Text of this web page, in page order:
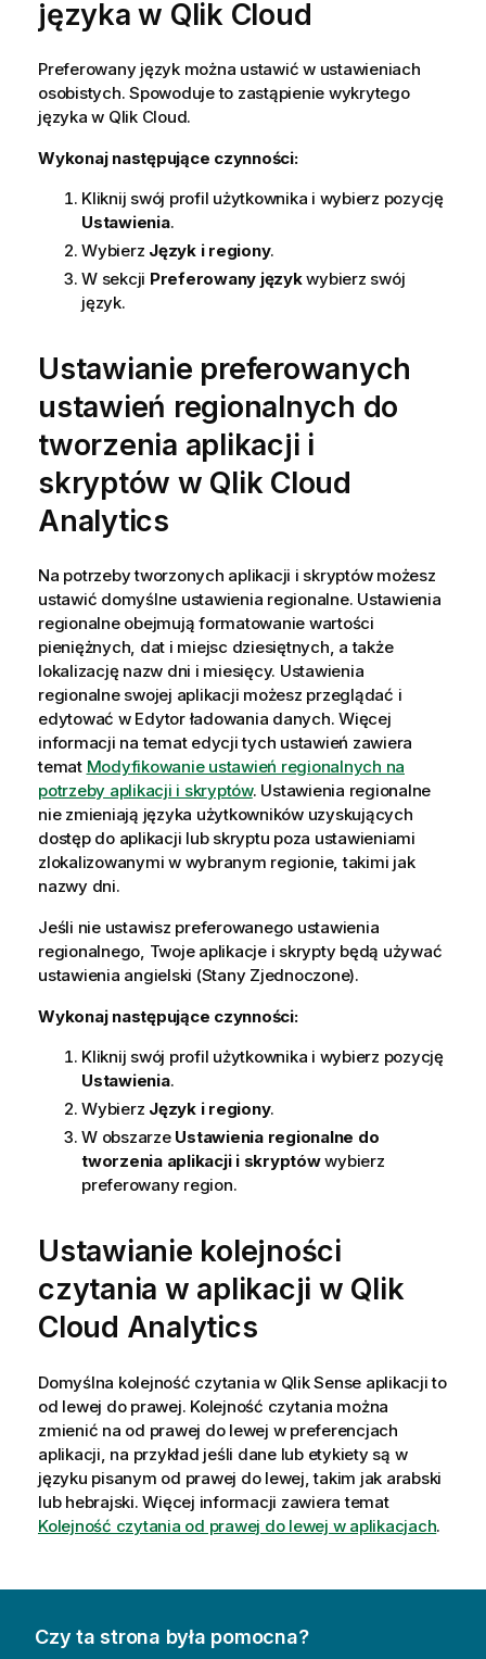
c
a
języka w Qlik Cloud
Preferowany język można ustawić w ustawieniach
osobistych. Spowoduje to zastąpienie wykrytego
języka w Qlik Cloud.
Wykonaj następujące czynności:
Kliknij swój profil użytkownika i wybierz pozycję
Ustawienia.
Wybierz Język i regiony.
W sekcji Preferowany językwybierz swój
język.
Ustawianie preferowanych
ustawień regionalnych do
tworzenia aplikacji i
skryptów w Qlik Cloud
Analytics
Na potrzeby tworzonych aplikacji i skryptów możesz
ustawić domyślne ustawienia regionalne. Ustawienia
regionalne obejmują formatowanie wartości
pieniężnych, dat i miejsc dziesiętnych, a także
lokalizację nazw dni i miesięcy. Ustawienia
regionalne swojej aplikacji możesz przeglądać i
edytować w Edytor ładowania danych. Więcej
informacji na temat edycji tych ustawień zawiera
temat Modyfikowanie ustawień regionalnych na
potrzeby aplikacji i skryptów. Ustawienia regionalne
nie zmieniają języka użytkowników uzyskujących
dostęp do aplikacji lub skryptu poza ustawieniami
zlokalizowanymi w wybranym regionie, takimi jak
nazwy dni.
Jeśli nie ustawisz preferowanego ustawienia
regionalnego, Twoje aplikacje i skrypty będą używać
ustawienia angielski (Stany Zjednoczone).
Wykonaj następujące czynności:
Kliknij swój profil użytkownika i wybierz pozycję
Ustawienia.
Wybierz Język i regiony.
W obszarze Ustawienia regionalne do
tworzenia aplikacji i skryptówwybierz
preferowany region.
Ustawianie kolejności
czytania w aplikacji w Qlik
Cloud Analytics
Domyślna kolejność czytania w Qlik Sense aplikacji to
od lewej do prawej. Kolejność czytania można
zmienić na od prawej do lewej w preferencjach
aplikacji, na przykład jeśli dane lub etykiety są w
języku pisanym od prawej do lewej, takim jak arabski
lub hebrajski.Więcej informacji zawiera temat
Kolejność czytania od prawej do lewej w aplikacjach.
Czy ta strona była pomocna?